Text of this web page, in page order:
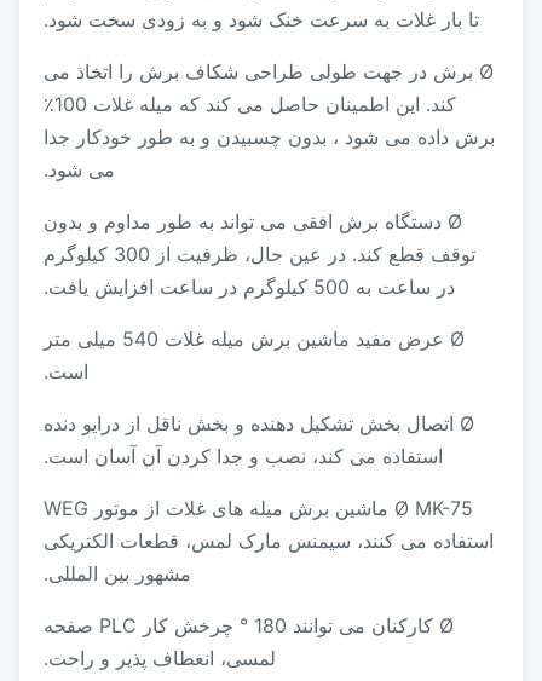
تا بار غلات به سرعت خنک شود و به زودی سخت شود.
Ø برش در جهت طولی طراحی شکاف برش را اتخاذ می
کند. این اطمینان حاصل می کند که میله غلات 100٪
برش داده می شود ، بدون چسبیدن و به طور خودکار جدا
می شود.
Ø دستگاه برش افقی می تواند به طور مداوم و بدون
توقف قطع کند. در عین حال، ظرفیت از 300 کیلوگرم
در ساعت به 500 کیلوگرم در ساعت افزایش یافت.
Ø عرض مفید ماشین برش میله غلات 540 میلی متر
است.
Ø اتصال بخش تشکیل دهنده و بخش ناقل از درایو دنده
استفاده می کند، نصب و جدا کردن آن آسان است.
Ø MK-75 ماشین برش میله های غلات از موتور WEG
استفاده می کنند، سیمنس مارک لمس، قطعات الکتریکی
مشهور بین المللی.
Ø کارکنان می توانند 180 ° چرخش کار PLC صفحه
لمسی، انعطاف پذیر و راحت.